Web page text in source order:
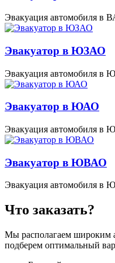
Эвакуация автомобиля в
Эвакуатор в ЮЗАО
Эвакуация автомобиля в
Эвакуатор в ЮАО
Эвакуация автомобиля в
Эвакуатор в ЮВАО
Эвакуация автомобиля в
Что заказать?
Мы располагаем широким
подберем оптимальный